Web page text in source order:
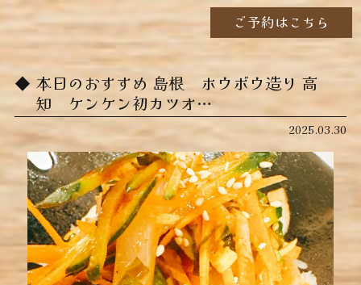
ご予約はこちら
本日のおすすめ ︎島根 ホウボウ造り ︎高
知 ケンケン初カツオ…
2025.03.30